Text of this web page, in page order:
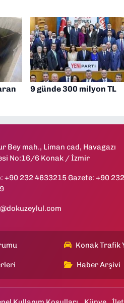
9 günde 300 milyon TL
Bey mah., Liman cad, Havagazı
No:16/6 Konak / İzmir
+90 232 4633215 Gazete: +90 232
Konak Trafik
Haber Arşivi